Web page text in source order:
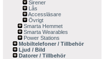
Sirener
Lås
Accessläsare
Övrigt
Smarta Hemmet
Smarta Wearables
Power Stations
Mobiltelefoner / Tillbehör
Ljud / Bild
Datorer / Tillbehör